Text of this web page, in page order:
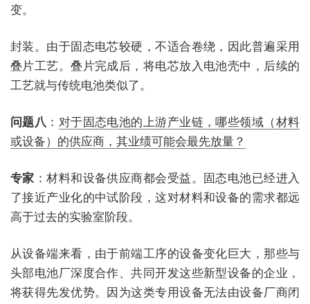
变。
封装。由于固态电芯较硬，不适合卷绕，因此普遍采用
叠片工艺。叠片完成后，将电芯放入电池壳中，后续的
工艺就与传统电池类似了。
问题八 ： 对于固态电池的上游产业链，哪些领域（材料
或设备）的供应商，其业绩可能会最先放量？
专家 ：材料和设备供应商都会受益。固态电池已经进入
了接近产业化的中试阶段，这对材料和设备的需求都远
高于过去的实验室阶段。
从设备端来看，由于前端工序的设备变化巨大，那些与
头部电池厂深度合作、共同开发这些新型设备的企业，
将获得先发优势。因为这类专用设备无法由设备厂商闭